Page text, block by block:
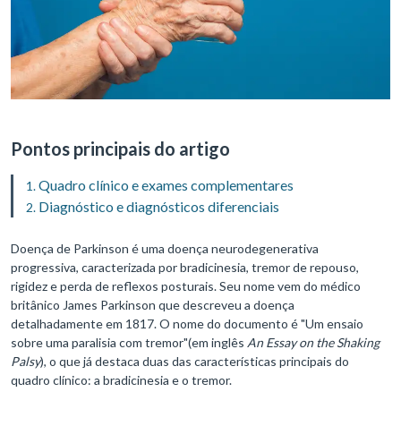
Pontos principais do artigo
Quadro clínico e exames complementares
Diagnóstico e diagnósticos diferenciais
Doença de Parkinson é uma doença neurodegenerativa
progressiva, caracterizada por bradicinesia, tremor de repouso,
rigidez e perda de reflexos posturais. Seu nome vem do médico
britânico James Parkinson que descreveu a doença
detalhadamente em 1817. O nome do documento é "Um ensaio
sobre uma paralisia com tremor"(em inglês An Essay on the Shaking
Palsy), o que já destaca duas das características principais do
quadro clínico: a bradicinesia e o tremor.